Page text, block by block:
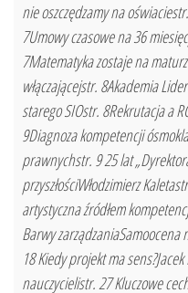
nie oszczędzamy na
7Umowy czasowe na 36
7Matematyka zostaje na
włączającejstr. 8Akademia
starego SIOstr. 8Rekrutacja a
9Diagnoza kompetencji
prawnychstr. 9 25 lat
przyszłościWłodzimierz
artystyczna źródłem
Barwy zarządzaniaSamoocena
18 Kiedy projekt ma
nauczycielistr. 27 Kluczowe